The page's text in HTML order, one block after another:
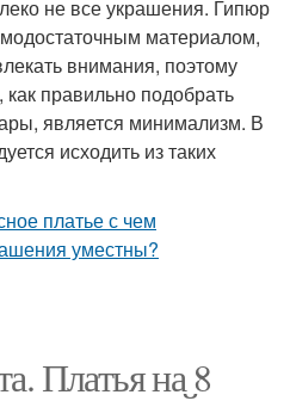
не все украшения. Гипюр
материалом,
внимания, поэтому
правильно подобрать
является минимализм. В
исходить из таких
Платья на 8